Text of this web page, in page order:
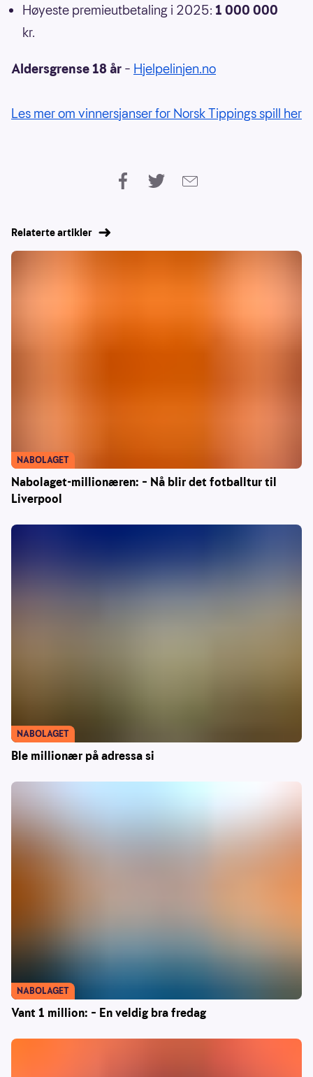
Høyeste premieutbetaling i 2025: 1 000 000
kr.
Aldersgrense 18 år – Hjelpelinjen.no
Les mer om vinnersjanser for Norsk Tippings spill her
Relaterte artikler
Nabolaget-millionæren: – Nå blir det fotballtur til
Liverpool
NABOLAGET
Ble millionær på adressa si
NABOLAGET
Vant 1 million: – En veldig bra fredag
NABOLAGET